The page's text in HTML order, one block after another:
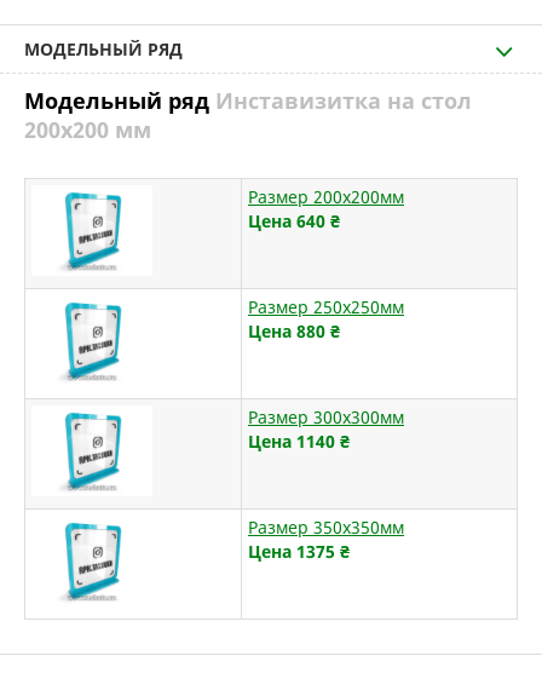
МОДЕЛЬНЫЙ РЯД
Модельный ряд Инставизитка на стол
200х200 мм
Размер 200х200мм
Цена 640 ₴
Размер 250х250мм
Цена 880 ₴
Размер 300х300мм
Цена 1140 ₴
Размер 350х350мм
Цена 1375 ₴